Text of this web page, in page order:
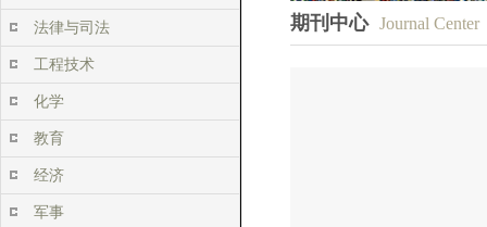
法律与司法
工程技术
化学
教育
经济
军事
期刊中心 Journal Center